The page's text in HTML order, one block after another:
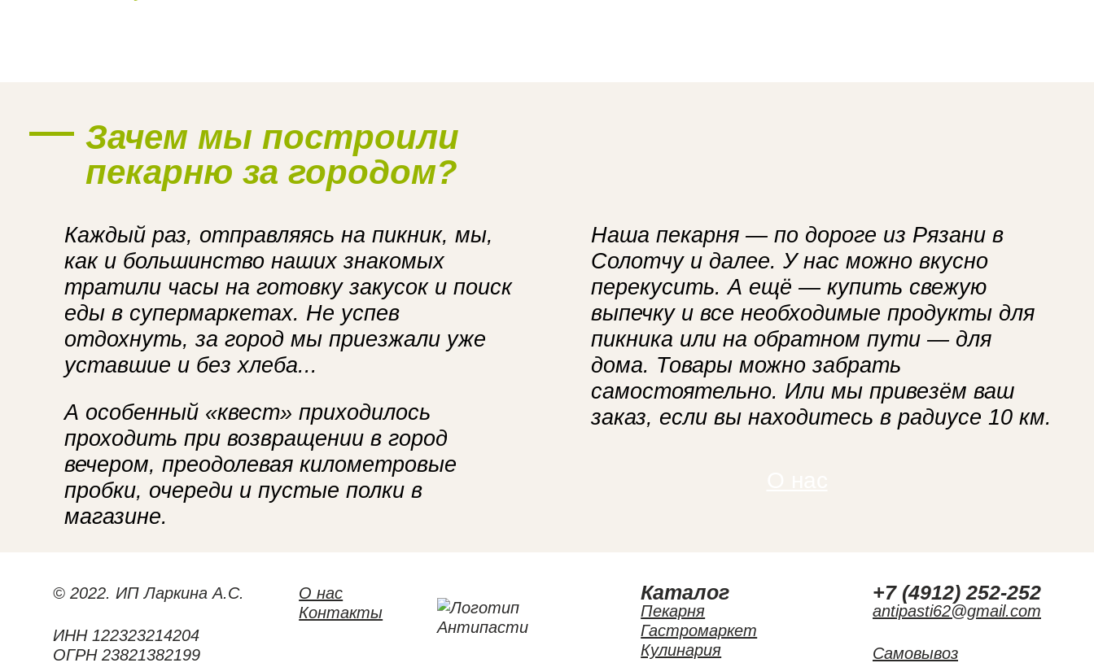
Наше производство
Зачем мы построили
пекарню за городом?
Каждый раз, отправляясь на пикник, мы,
как и большинство наших знакомых
тратили часы на готовку закусок и поиск
еды в супермаркетах. Не успев
отдохнуть, за город мы приезжали уже
уставшие и без хлеба...
А особенный «квест» приходилось
проходить при возвращении в город
вечером, преодолевая километровые
пробки, очереди и пустые полки в
магазине.
Наша пекарня — по дороге из Рязани в
Солотчу и далее. У нас можно вкусно
перекусить. А ещё — купить свежую
выпечку и все необходимые продукты для
пикника или на обратном пути — для
дома. Товары можно забрать
самостоятельно. Или мы привезём ваш
заказ, если вы находитесь в радиусе 10 км.
© 2022. ИП Ларкина А.С.
ИНН 122323214204
ОГРН 23821382199
О нас
Контакты
Каталог
Пекарня
Гастромаркет
Кулинария
+7 (4912) 252-252
antipasti62@gmail.com
Самовывоз